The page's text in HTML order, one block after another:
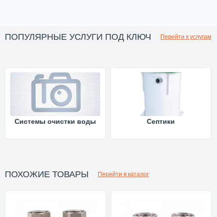
ПОПУЛЯРНЫЕ УСЛУГИ ПОД КЛЮЧ Перейти к услугам
Системы очистки воды Септики
ПОХОЖИЕ ТОВАРЫ Перейти в каталог